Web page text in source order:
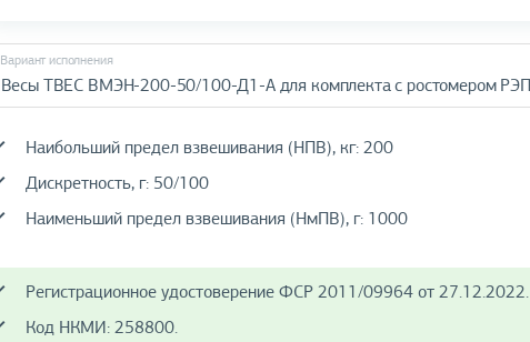
Вариант исполнения
Наибольший предел взвешивания (НПВ), кг: 200
Дискретность, г: 50/100
Наименьший предел взвешивания (НмПВ), г: 1000
Регистрационное удостоверение ФСР 2011/09964 от 27.12.2022.
Код НКМИ: 258800.